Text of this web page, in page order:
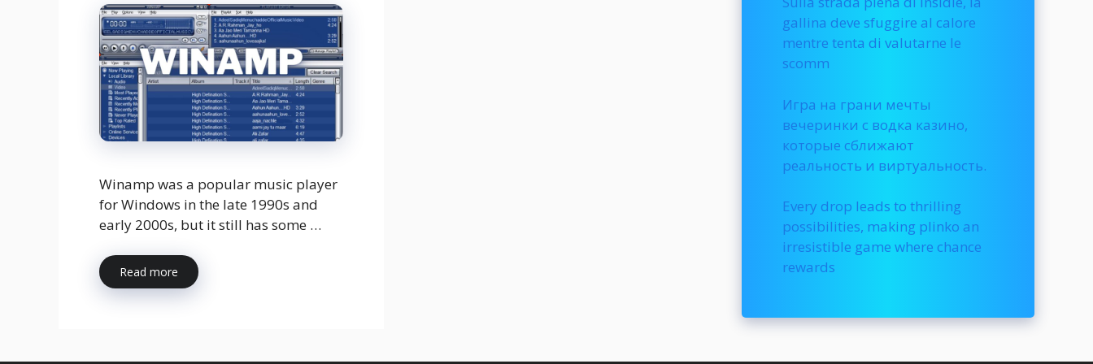
Winamp was a popular music player
for Windows in the late 1990s and
early 2000s, but it still has some …
Read more
gallina deve sfuggire al calore
mentre tenta di valutarne le
scomm
Игра на грани мечты
вечеринки с водка казино,
которые сближают
реальность и виртуальность.
Every drop leads to thrilling
possibilities, making plinko an
irresistible game where chance
rewards